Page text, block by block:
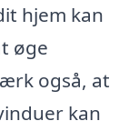
hjem kan
øge
også, at
kan